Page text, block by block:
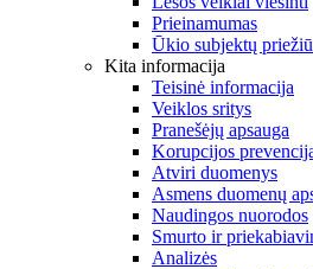
Prieinamumas
Ūkio subjektų
Kita informacija
Teisinė informacija
Veiklos sritys
Pranešėjų apsauga
Korupcijos
Atviri duomenys
Asmens duomenų
Naudingos nuorodos
Smurto ir
Analizės